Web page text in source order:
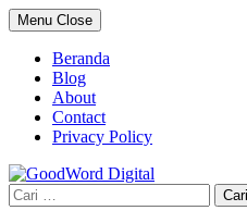
Skip
to
content
Menu Close
Beranda
Blog
About
Contact
Privacy Policy
Cari
untuk: